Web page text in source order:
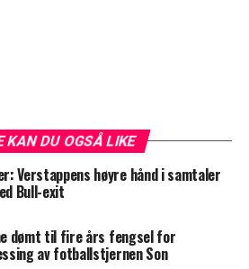
KAN DU OGSÅ LIKE
Verstappens høyre hånd i samtaler
Bull-exit
dømt til fire års fengsel for
av fotballstjernen Son